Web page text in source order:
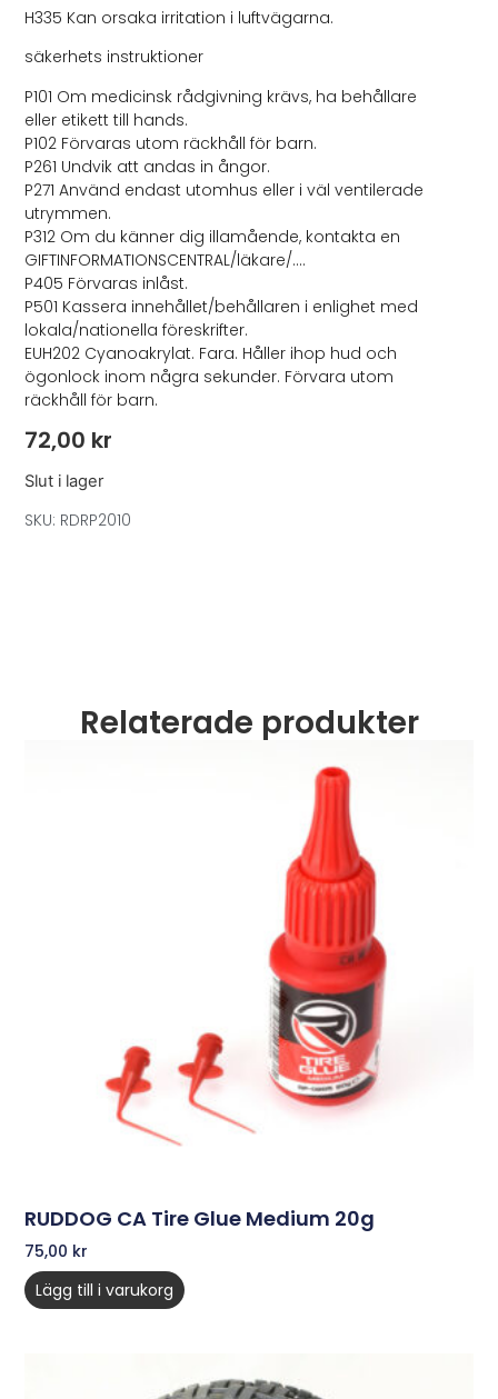
H335 Kan orsaka irritation i luftvägarna.
säkerhets instruktioner
P101 Om medicinsk rådgivning krävs, ha behållare
eller etikett till hands.
P102 Förvaras utom räckhåll för barn.
P261 Undvik att andas in ångor.
P271 Använd endast utomhus eller i väl ventilerade
utrymmen.
P312 Om du känner dig illamående, kontakta en
GIFTINFORMATIONSCENTRAL/läkare/….
P405 Förvaras inlåst.
P501 Kassera innehållet/behållaren i enlighet med
lokala/nationella föreskrifter.
EUH202 Cyanoakrylat. Fara. Håller ihop hud och
ögonlock inom några sekunder. Förvara utom
räckhåll för barn.
72,00 kr
Slut i lager
SKU: RDRP2010
Relaterade produkter
RUDDOG CA Tire Glue Medium 20g
75,00 kr
Lägg till i varukorg